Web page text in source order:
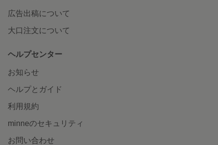
広告出稿について
大口注文について
ヘルプセンター
お知らせ
ヘルプとガイド
利用規約
minneのセキュリティ
お問い合わせ